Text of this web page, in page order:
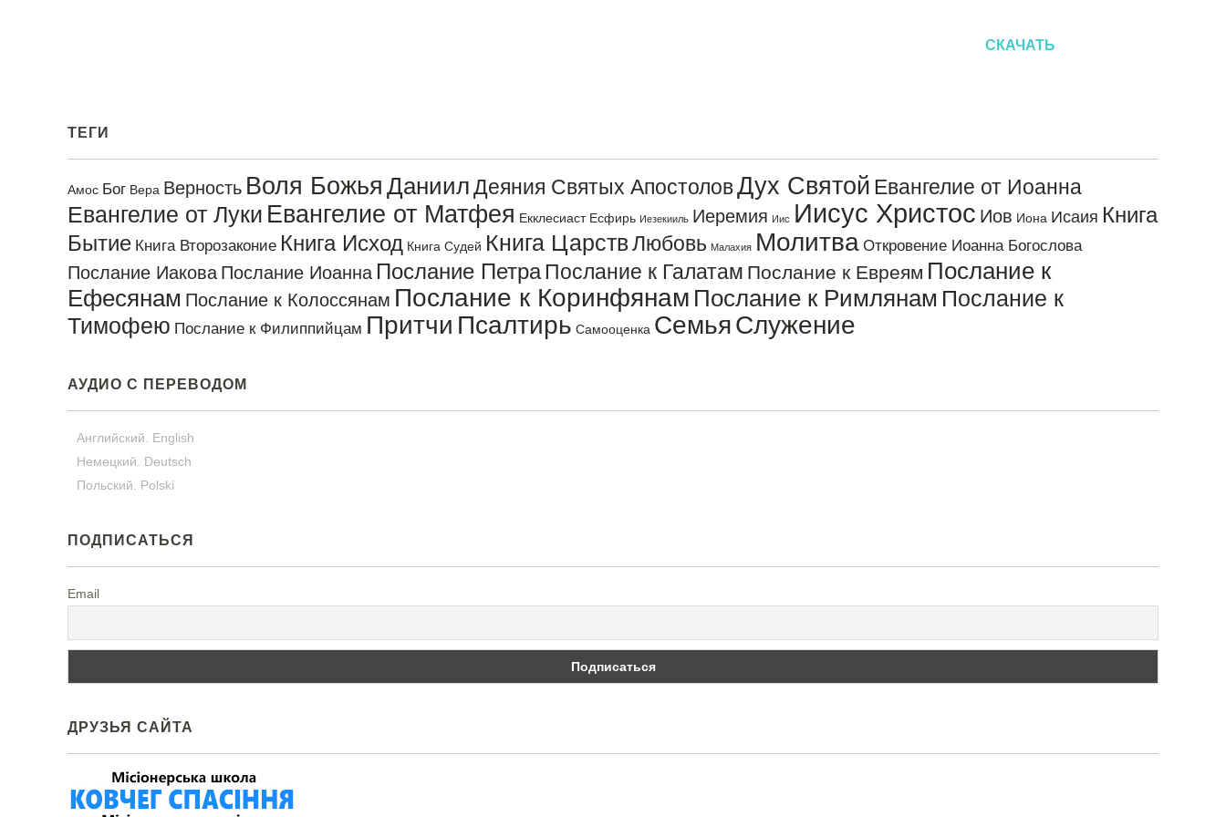
вниз,
громкость.
СКАЧАТЬ
ТЕГИ
Амос Бог Вера Верность Воля Божья ДаниилДеяния Святых АпостоловДух Святой Евангелие от Иоанна
Евангелие от Луки Евангелие от Матфея Екклесиаст Есфирь Иезекииль Иеремия Иис Иисус Христос Иов Иона Исаия Книга
Бытие Книга Второзаконие Книга Исход Книга Судей Книга ЦарствЛюбовь Малахия Молитва Откровение Иоанна Богослова
Послание Иакова Послание Иоанна Послание ПетраПослание к Галатам Послание к Евреям Послание к
Ефесянам Послание к Колоссянам Послание к Коринфянам Послание к Римлянам Послание к
Тимофею Послание к Филиппийцам Притчи Псалтирь Самооценка СемьяСлужение
АУДИО С ПЕРЕВОДОМ
Английский. English
Немецкий. Deutsch
Польский. Polski
ПОДПИСАТЬСЯ
Email
ДРУЗЬЯ САЙТА